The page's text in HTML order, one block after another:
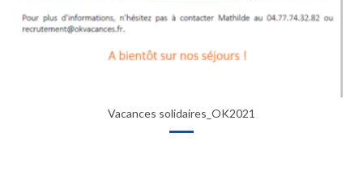
Vacances solidaires_OK2021